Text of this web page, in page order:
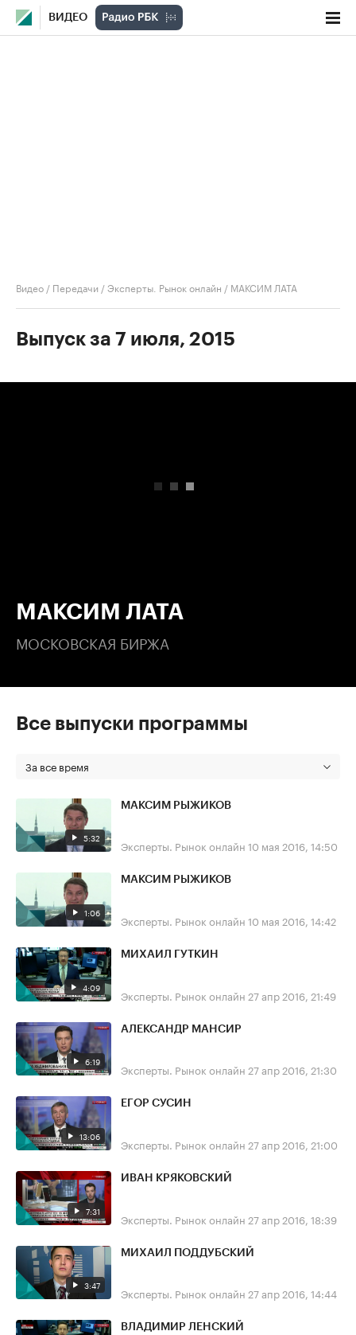
ВИДЕО
Видео / Передачи /Эксперты. Рынок онлайн / МАКСИМ ЛАТА
Выпуск за 7 июля, 2015
МАКСИМ ЛАТА
МОСКОВСКАЯ БИРЖА
Все выпуски программы
За все время
5:32
МАКСИМ РЫЖИКОВ
Эксперты. Рынок онлайн 10 мая 2016, 14:50
1:06
МАКСИМ РЫЖИКОВ
Эксперты. Рынок онлайн 10 мая 2016, 14:42
4:09
МИХАИЛ ГУТКИН
Эксперты. Рынок онлайн 27 апр 2016, 21:49
6:19
АЛЕКСАНДР МАНСИР
Эксперты. Рынок онлайн 27 апр 2016, 21:30
13:06
ЕГОР СУСИН
Эксперты. Рынок онлайн 27 апр 2016, 21:00
7:31
ИВАН КРЯКОВСКИЙ
Эксперты. Рынок онлайн 27 апр 2016, 18:39
3:47
МИХАИЛ ПОДДУБСКИЙ
Эксперты. Рынок онлайн 27 апр 2016, 14:44
ВЛАДИМИР ЛЕНСКИЙ